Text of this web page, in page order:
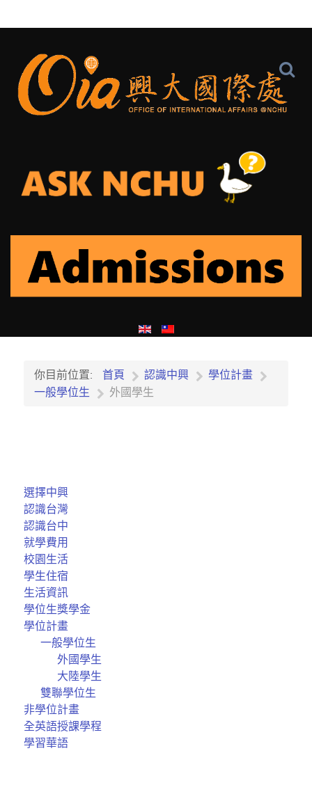
你目前位置: 首頁 認識中興
學位計畫
一般學位生
外國學生
選擇中興
認識台灣
認識台中
就學費用
校園生活
學生住宿
生活資訊
學位生獎學金
學位計畫
一般學位生
外國學生
大陸學生
雙聯學位生
非學位計畫
全英語授課學程
學習華語